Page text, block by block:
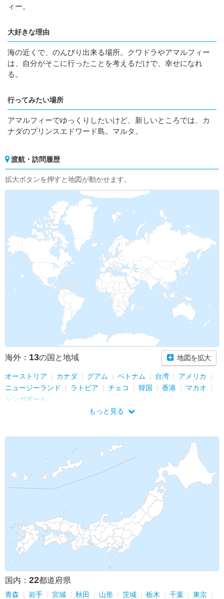
ィー。
大好きな理由
海の近くで、のんびり出来る場所。クワドラやアマルフィー
は、自分がそこに行ったことを考えるだけで、幸せになれ
る。
行ってみたい場所
アマルフィーでゆっくりしたいけど、新しいところでは、カ
ナダのプリンスエドワード島。マルタ。
渡航・訪問履歴
拡大ボタンを押すと地図が動かせます。
海外： 13の国と地域 地図を拡大
オーストリア カナダ グアム ベトナム 台湾
アメリカ
ニュージーランド
ラトビア チェコ 韓国 香港
マカオ
シンガポール
もっと見る
国内： 22都道府県
青森 岩手 宮城 秋田 山形 茨城 栃木 千葉
東京